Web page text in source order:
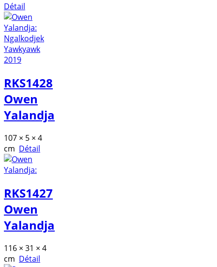
Détail
RKS1428
Owen
Yalandja
107 × 5 × 4
cm Détail
RKS1427
Owen
Yalandja
116 × 31 × 4
cm Détail